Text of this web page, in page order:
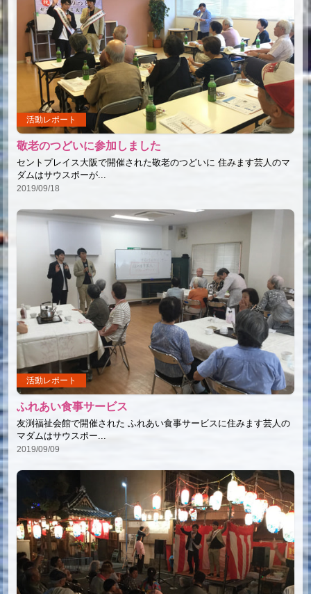
活動レポート
敬老のつどいに参加しました
セントプレイス大阪で開催された敬老のつどいに 住みます芸人のマ
ダムはサウスポーが...
2019/09/18
活動レポート
ふれあい食事サービス
友渕福祉会館で開催された ふれあい食事サービスに住みます芸人の
マダムはサウスポー...
2019/09/09